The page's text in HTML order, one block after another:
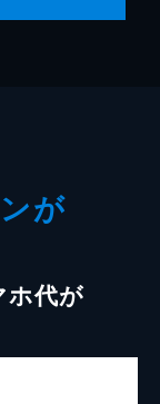
が
ホ代が